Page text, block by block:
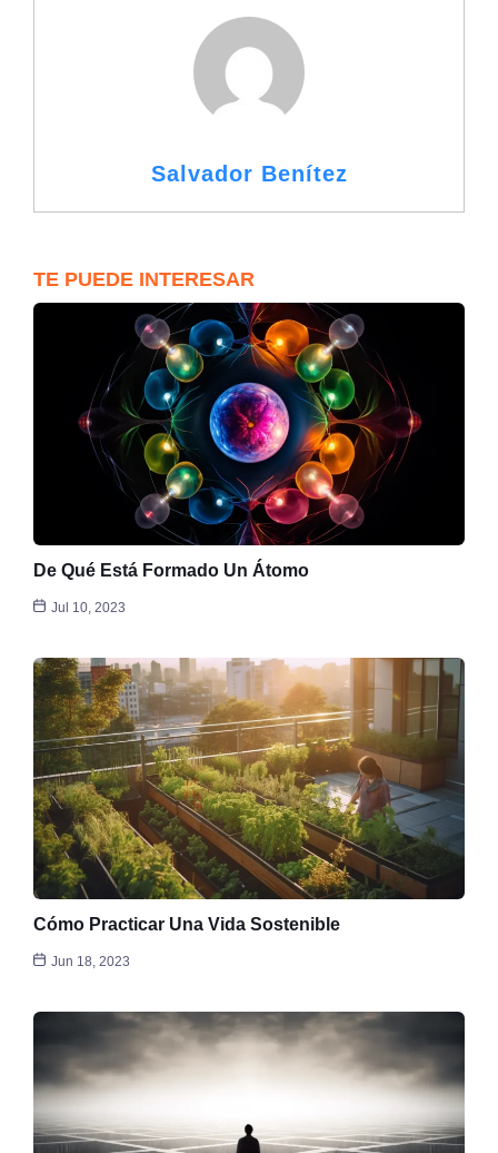
Salvador Benítez
TE PUEDE INTERESAR
De Qué Está Formado Un Átomo
Jul 10, 2023
Cómo Practicar Una Vida Sostenible
Jun 18, 2023